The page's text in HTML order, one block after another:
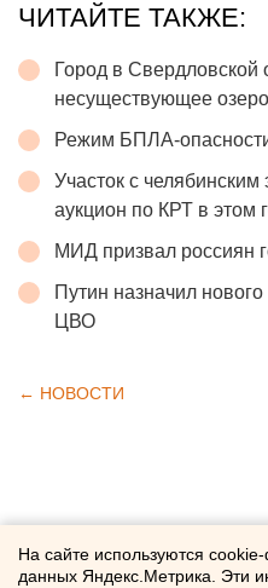
ЧИТАЙТЕ ТАКЖЕ:
Город в Свердловской
несуществующее озеро
Режим БПЛА-
Участок с
аукцион по КРТ в этом
МИД призвал россиян
Путин назначил
ЦВО
← НОВОСТИ
Бывшая
На сайте используются
данных Яндекс.Метрика. Эти